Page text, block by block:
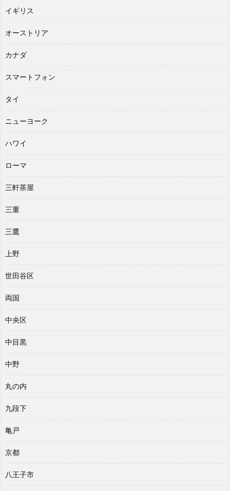
イギリス
オーストリア
カナダ
スマートフォン
タイ
ニューヨーク
ハワイ
ローマ
三軒茶屋
三重
三鷹
上野
世田谷区
両国
中央区
中目黒
中野
丸の内
九段下
亀戸
京都
八王子市